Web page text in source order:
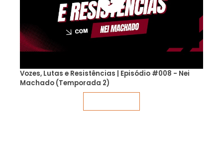
Vozes, Lutas e Resistências | Episódio #008 - Nei
Machado (Temporada 2)